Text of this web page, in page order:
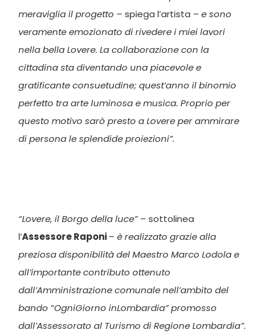
meraviglia il progetto – spiega l’artista –e sono
veramente emozionato di rivedere i miei lavori
nella bella Lovere. La collaborazione con la
cittadina sta diventando una piacevole e
gratificante consuetudine; quest’anno il binomio
perfetto tra arte luminosa e musica. Proprio per
questo motivo sarò presto a Lovere per ammirare
di persona le splendide proiezioni”.
“Lovere, il Borgo della luce”– sottolinea
l’Assessore Raponi–è realizzato grazie alla
preziosa disponibilità del Maestro Marco Lodola e
all’importante contributo ottenuto
dall’Amministrazione comunale nell’ambito del
bando “OgniGiorno inLombardia” promosso
dall’Assessorato al Turismo di Regione Lombardia”.